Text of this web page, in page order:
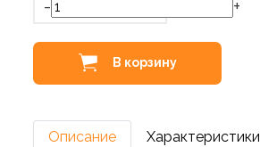
- +
В корзину
Описание Характеристики